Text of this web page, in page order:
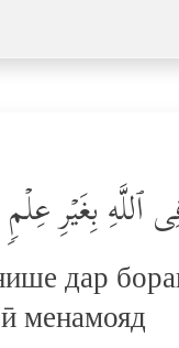
بِغَیۡرِ
дар
менамояд